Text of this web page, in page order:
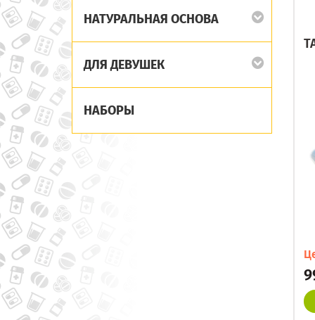
НАТУРАЛЬНАЯ ОСНОВА
ДЛЯ ДЕВУШЕК
НАБОРЫ